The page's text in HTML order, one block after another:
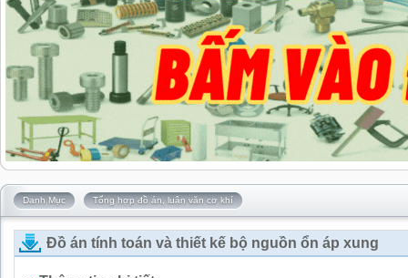
Danh Mục Tổng hợp đồ án, luận văn cơ khí
Đồ án tính toán và thiết kế bộ nguồn ổn áp xung